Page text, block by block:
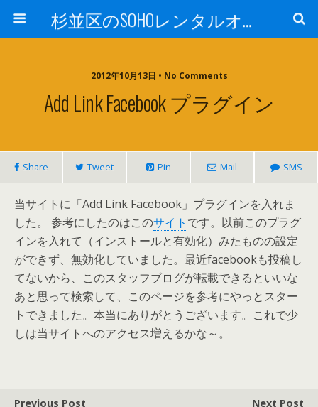
杉並区のSOHOレンタルオフィスTrees西荻
2012年10月13日 • No Comments
Add Link Facebook プラグイン
Share Tweet Pin Mail SMS
当サイトに「Add Link Facebook」プラグインを入れま
した。 参考にしたのはこのサイト です。以前このプラグ
インを入れて（インストールと有効化）みたものの設定
ができず、無効化していました。最近facebookも投稿し
てないから、このスタッフブログが転載できるといいな
あと思って検索して、このページを参考にやっとスター
トできました。本当にありがとうございます。これで少
しは当サイトへのアクセス増えるかな～。
Previous Post
Next Post